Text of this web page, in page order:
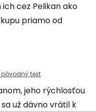
ich cez Pelikan ako
priamo od
pôvodný text
jeho rýchlosťou
už dávno vrátil k